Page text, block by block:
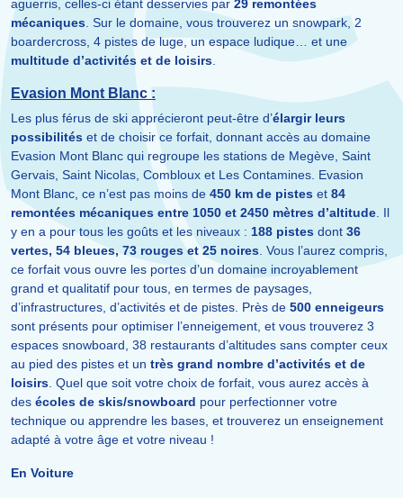
aguerris, celles-ci étant desservies par 29 remontées
mécaniques. Sur le domaine, vous trouverez un snowpark, 2
boardercross, 4 pistes de luge, un espace ludique… et une
multitude d’activités et de loisirs.
Evasion Mont Blanc :
Les plus férus de ski apprécieront peut-être d’élargir leurs
possibilités et de choisir ce forfait, donnant accès au domaine
Evasion Mont Blanc qui regroupe les stations de Megève, Saint
Gervais, Saint Nicolas, Combloux et Les Contamines. Evasion
Mont Blanc, ce n’est pas moins de 450 km de pistes et 84
remontées mécaniques entre 1050 et 2450 mètres d’altitude. Il
y en a pour tous les goûts et les niveaux : 188 pistes dont 36
vertes, 54 bleues, 73 rouges et 25 noires. Vous l’aurez compris,
ce forfait vous ouvre les portes d’un domaine incroyablement
grand et qualitatif pour tous, en termes de paysages,
d’infrastructures, d’activités et de pistes. Près de 500 enneigeurs
sont présents pour optimiser l’enneigement, et vous trouverez 3
espaces snowboard, 38 restaurants d’altitudes sans compter ceux
au pied des pistes et un très grand nombre d’activités et de
loisirs. Quel que soit votre choix de forfait, vous aurez accès à
des écoles de skis/snowboard pour perfectionner votre
technique ou apprendre les bases, et trouverez un enseignement
adapté à votre âge et votre niveau !
En Voiture